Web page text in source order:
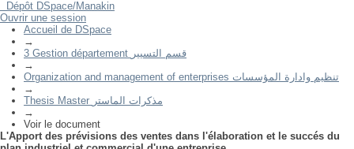
Dépôt DSpace/Manakin
L'Apport des prévisions des ventes dans l'élaboration et le succés du
plan industriel et commercial d'une entreprise
Ouvrir une session
Accueil de DSpace
→
3 Gestion département قسم التسيير
→
Organization and management of enterprises تنظيم وادارة المؤسسات
→
Thesis Master مذكرات الماستر
→
Voir le document
L'Apport des prévisions des ventes dans l'élaboration et le succés du